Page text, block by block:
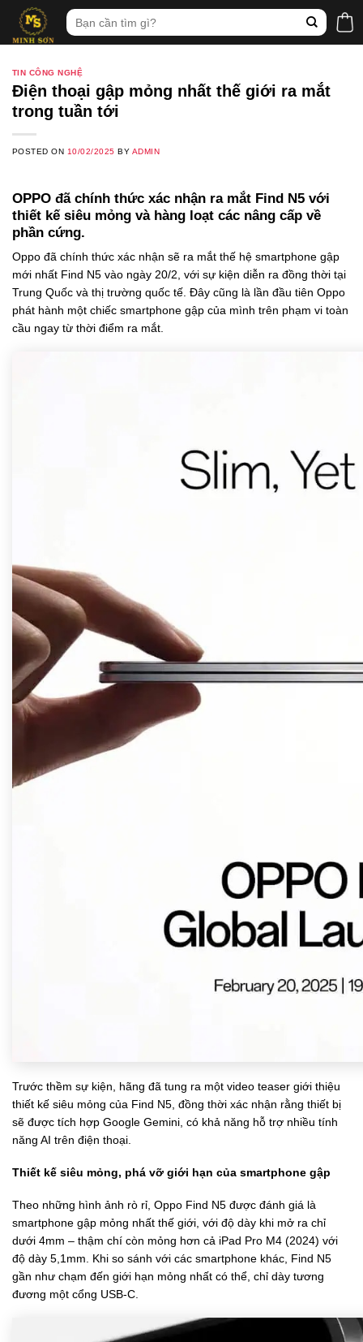
content
Tìm
kiếm:
TIN CÔNG NGHỆ
Điện thoại gập mỏng nhất thế giới ra mắt
trong tuần tới
POSTED ON 10/02/2025 BY ADMIN
OPPO đã chính thức xác nhận ra mắt Find N5 với
thiết kế siêu mỏng và hàng loạt các nâng cấp về
phần cứng.
Oppo đã chính thức xác nhận sẽ ra mắt thế hệ smartphone gập
mới nhất Find N5 vào ngày 20/2, với sự kiện diễn ra đồng thời tại
Trung Quốc và thị trường quốc tế. Đây cũng là lần đầu tiên Oppo
phát hành một chiếc smartphone gập của mình trên phạm vi toàn
cầu ngay từ thời điểm ra mắt.
Trước thềm sự kiện, hãng đã tung ra một video teaser giới thiệu
thiết kế siêu mỏng của Find N5, đồng thời xác nhận rằng thiết bị
sẽ được tích hợp Google Gemini, có khả năng hỗ trợ nhiều tính
năng AI trên điện thoại.
Thiết kế siêu mỏng, phá vỡ giới hạn của smartphone gập
Theo những hình ảnh rò rỉ, Oppo Find N5 được đánh giá là
smartphone gập mỏng nhất thế giới, với độ dày khi mở ra chỉ
dưới 4mm – thậm chí còn mỏng hơn cả iPad Pro M4 (2024) với
độ dày 5,1mm. Khi so sánh với các smartphone khác, Find N5
gần như chạm đến giới hạn mỏng nhất có thể, chỉ dày tương
đương một cổng USB-C.